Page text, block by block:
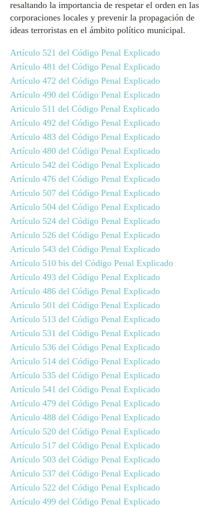
resaltando la importancia de respetar el orden en las
corporaciones locales y prevenir la propagación de
ideas terroristas en el ámbito político municipal.
Artículo 521 del Código Penal Explicado
Artículo 481 del Código Penal Explicado
Artículo 472 del Código Penal Explicado
Artículo 490 del Código Penal Explicado
Artículo 511 del Código Penal Explicado
Artículo 492 del Código Penal Explicado
Artículo 483 del Código Penal Explicado
Artículo 480 del Código Penal Explicado
Artículo 542 del Código Penal Explicado
Artículo 476 del Código Penal Explicado
Artículo 507 del Código Penal Explicado
Artículo 504 del Código Penal Explicado
Artículo 524 del Código Penal Explicado
Artículo 526 del Código Penal Explicado
Artículo 543 del Código Penal Explicado
Artículo 510 bis del Código Penal Explicado
Artículo 493 del Código Penal Explicado
Artículo 486 del Código Penal Explicado
Artículo 501 del Código Penal Explicado
Artículo 513 del Código Penal Explicado
Artículo 531 del Código Penal Explicado
Artículo 536 del Código Penal Explicado
Artículo 514 del Código Penal Explicado
Artículo 535 del Código Penal Explicado
Artículo 541 del Código Penal Explicado
Artículo 479 del Código Penal Explicado
Artículo 488 del Código Penal Explicado
Artículo 520 del Código Penal Explicado
Artículo 517 del Código Penal Explicado
Artículo 503 del Código Penal Explicado
Artículo 537 del Código Penal Explicado
Artículo 522 del Código Penal Explicado
Artículo 499 del Código Penal Explicado